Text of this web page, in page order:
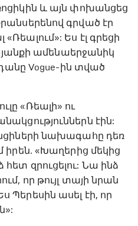
և այն փոխանցեց
գրված էր
Ես էլ գրեցի
ամենաերջանիկ
Vogue-ին տված
«Ռեալի» ու
էին:
նախագահը դեռ
իրեն. «Խաղերից մեկից
զրուցելու: Նա ինձ
որ թույլ տայի նրան
Պերեսին ասել էի, որ